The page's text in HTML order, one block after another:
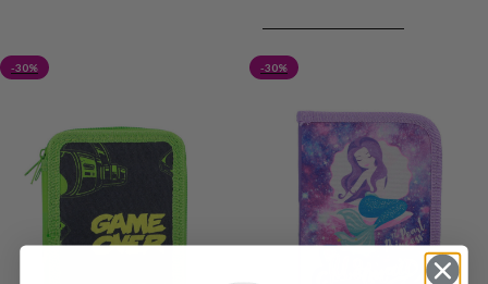
-30% -30%